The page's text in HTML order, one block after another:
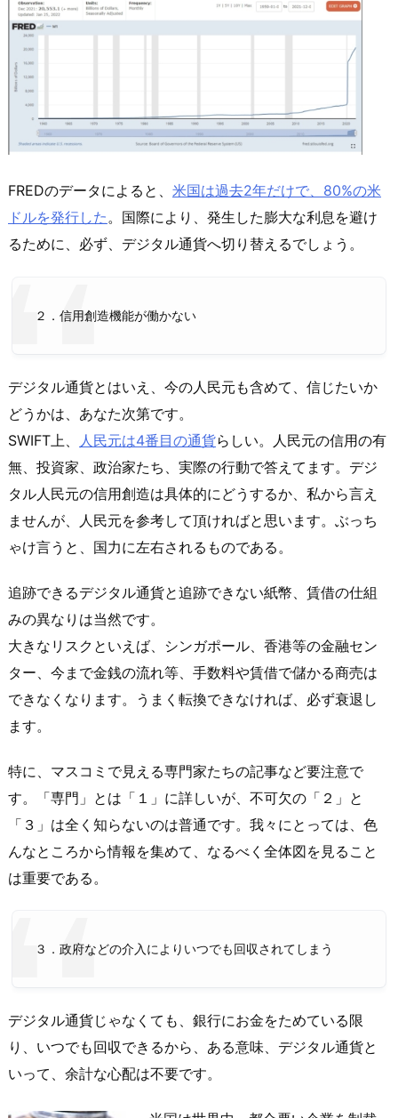
FREDのデータによると、 米国は過去2年だけで、80%の米
ドルを発行した。国際により、発生した膨大な利息を避け
るために、必ず、デジタル通貨へ切り替えるでしょう。
２．信用創造機能が働かない
デジタル通貨とはいえ、今の人民元も含めて、信じたいか
どうかは、あなた次第です。
SWIFT上、
人民元は4番目の通貨らしい。人民元の信用の有
無、投資家、政治家たち、実際の行動で答えてます。デジ
タル人民元の信用創造は具体的にどうするか、私から言え
ませんが、人民元を参考して頂ければと思います。ぶっち
ゃけ言うと、国力に左右されるものである。
追跡できるデジタル通貨と追跡できない紙幣、賃借の仕組
みの異なりは当然です。
大きなリスクといえば、シンガポール、香港等の金融セン
ター、今まで金銭の流れ等、手数料や賃借で儲かる商売は
できなくなります。うまく転換できなければ、必ず衰退し
ます。
特に、マスコミで見える専門家たちの記事など要注意で
す。「専門」とは「１」に詳しいが、不可欠の「２」と
「３」は全く知らないのは普通です。我々にとっては、色
んなところから情報を集めて、なるべく全体図を見ること
は重要である。
３．政府などの介入によりいつでも回収されてしまう
デジタル通貨じゃなくても、銀行にお金をためている限
り、いつでも回収できるから、ある意味、デジタル通貨と
いって、余計な心配は不要です。